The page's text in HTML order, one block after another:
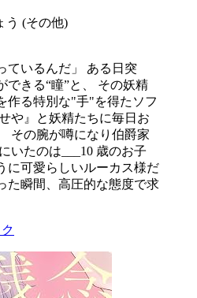
う (その他)
ているんだ」 ある日突
できる“瞳”と、 その妖精
作る特別な"手"を得たソフ
や』と妖精たちに毎日お
その腕が噂になり伯爵家
いたのは___10 歳のお子
に可愛らしいルーカス様だ
た瞬間、高圧的な態度で求